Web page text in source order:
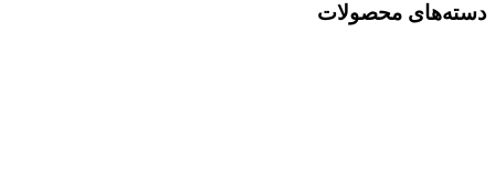
دسته‌های محصولات